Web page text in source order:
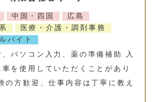
中国・四国
広島
医療・介護・調剤事務
バイト
パソコン入力、薬の準備補助 入
を使用していただくことがあり
の方歓迎、仕事内容は丁寧に教え